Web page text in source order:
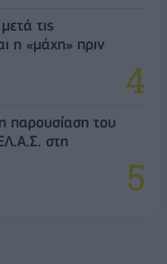
τις
η «μάχη» πριν
παρουσίαση του
στη